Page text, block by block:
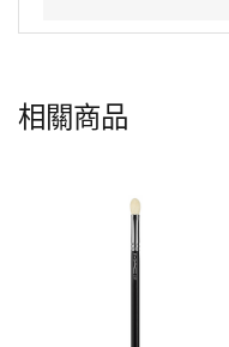
相關商品